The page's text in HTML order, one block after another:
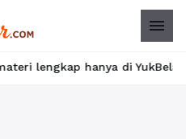
menu
hanya di